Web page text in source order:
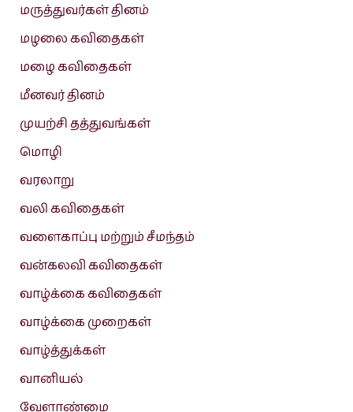
மருத்துவர்கள் தினம்
மழலை கவிதைகள்
மழை கவிதைகள்
மீனவர் தினம்
முயற்சி தத்துவங்கள்
மொழி
வரலாறு
வலி கவிதைகள்
வளைகாப்பு மற்றும் சீமந்தம்
வன்கலவி கவிதைகள்
வாழ்க்கை கவிதைகள்
வாழ்க்கை முறைகள்
வாழ்த்துக்கள்
வானியல்
வேளாண்மை